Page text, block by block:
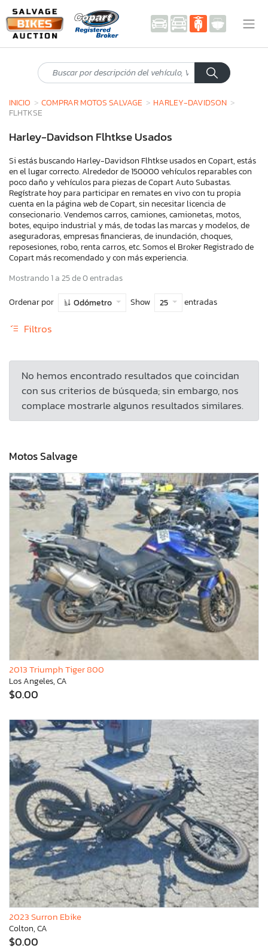
INICIO COMPRAR MOTOS SALVAGE
HARLEY-DAVIDSON
FLHTKSE
Harley-Davidson Flhtkse Usados
Si estás buscando Harley-Davidson Flhtkse usados en Copart, estás
en el lugar correcto. Alrededor de 150000 vehículos reparables con
poco daño y vehículos para piezas de Copart Auto Subastas.
Regístrate hoy para participar en remates en vivo con tu propia
cuenta en la página web de Copart, sin necesitar licencia de
consecionario. Vendemos carros, camiones, camionetas, motos,
botes, equipo industrial y más, de todas las marcas y modelos, de
aseguradoras, empresas financieras, de inundación, choques,
reposesiones, robo, renta carros, etc. Somos el Broker Registrado de
Copart más recomendado y con más experiencia.
Mostrando 1 a 25 de 0 entradas
Ordenar por
Odómetro Show 25 entradas
Filtros
No hemos encontrado resultados que coincidan
con sus criterios de búsqueda; sin embargo, nos
complace mostrarle algunos resultados similares.
Motos Salvage
2013 Triumph Tiger 800
Los Angeles, CA
$0.00
2023 Surron Ebike
Colton, CA
$0.00